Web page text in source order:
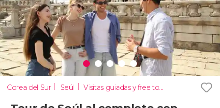
Corea del Sur Seúl Visitas guiadas y free tours